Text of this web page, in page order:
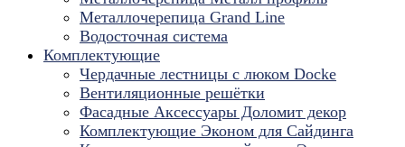
Металлочерепица Grand Line
Водосточная система
Комплектующие
Чердачные лестницы с люком Docke
Вентиляционные решётки
Фасадные Аксессуары Доломит декор
Комплектующие Эконом для Сайдинга